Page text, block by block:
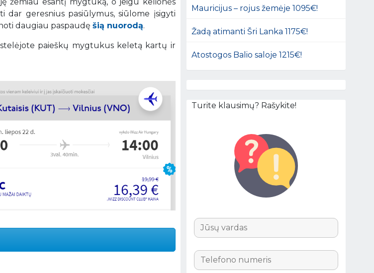
dar geresnius pasiūlymus, siūlome įsigyti
daugiau paspaudę šią nuorodą.
paieškų mygtukus keletą kartų ir
Mauricijus – rojus žemėje 1095€!
Žadą atimanti Šri Lanka 1175€!
Atostogos Balio saloje 1215€!
Turite klausimų? Rašykite!